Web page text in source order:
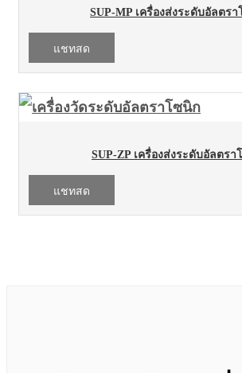
SUP-MP เครื่องส่งระดับอัลตร
แชทสด
SUP-ZP เครื่องส่งระดับอัลตรา
แชทสด